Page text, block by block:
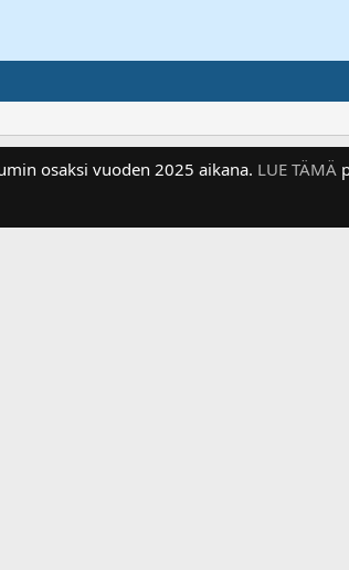
osaksi vuoden 2025 aikana. LUE TÄMÄ